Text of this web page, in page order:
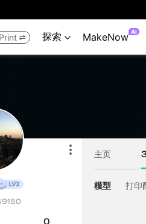
 探索  MakeNow AI